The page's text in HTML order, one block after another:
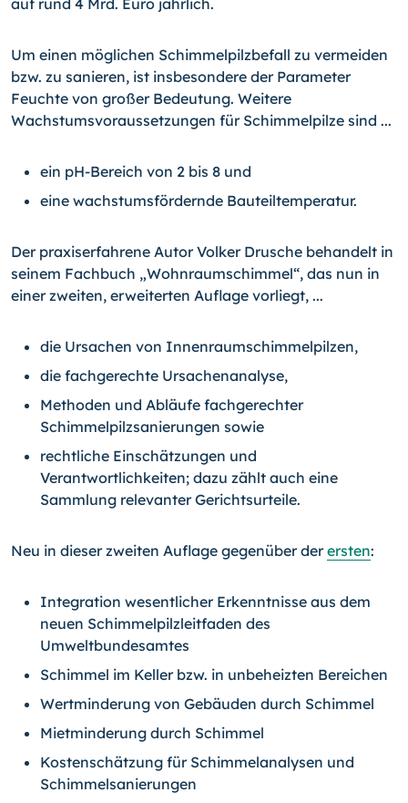
auf rund 4 Mrd. Euro jährlich.
Um einen möglichen Schimmelpilzbefall zu vermeiden
bzw. zu sanieren, ist insbesondere der Parameter
Feuchte von großer Bedeutung. Weitere
Wachstumsvoraussetzungen für Schimmelpilze sind ...
ein pH-Bereich von 2 bis 8 und
eine wachstumsfördernde Bauteiltemperatur.
Der praxiserfahrene Autor Volker Drusche behandelt in
seinem Fachbuch „Wohnraumschimmel“, das nun in
einer zweiten, erweiterten Auflage vorliegt, ...
die Ursachen von Innenraumschimmelpilzen,
die fachgerechte Ursachenanalyse,
Methoden und Abläufe fachgerechter
Schimmelpilzsanierungen sowie
rechtliche Einschätzungen und
Verantwortlichkeiten; dazu zählt auch eine
Sammlung relevanter Gerichtsurteile.
Neu in dieser zweiten Auflage gegenüber derersten:
Integration wesentlicher Erkenntnisse aus dem
neuen Schimmelpilzleitfaden des
Umweltbundesamtes
Schimmel im Keller bzw. in unbeheizten Bereichen
Wertminderung von Gebäuden durch Schimmel
Mietminderung durch Schimmel
Kostenschätzung für Schimmelanalysen und
Schimmelsanierungen